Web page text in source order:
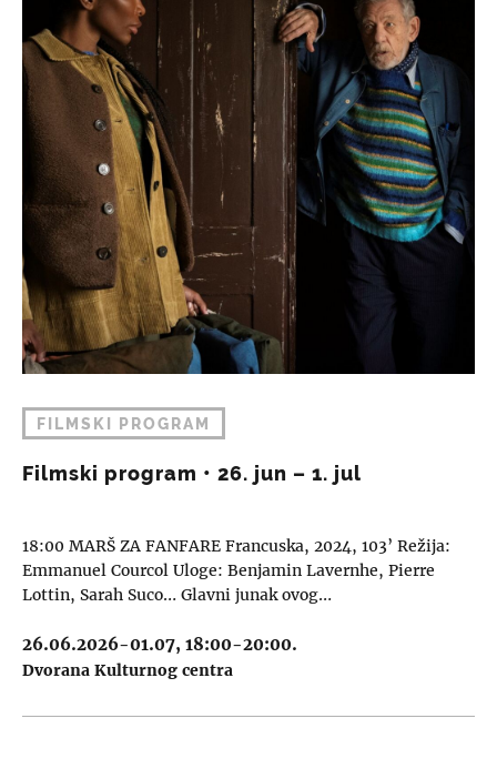
FILMSKI PROGRAM
Filmski program • 26. jun – 1. jul
18:00 MARŠ ZA FANFARE Francuska, 2024, 103’ Režija:
Emmanuel Courcol Uloge: Benjamin Lavernhe, Pierre
Lottin, Sarah Suco… Glavni junak ovog…
26.06.2026-01.07, 18:00-20:00.
Dvorana Kulturnog centra